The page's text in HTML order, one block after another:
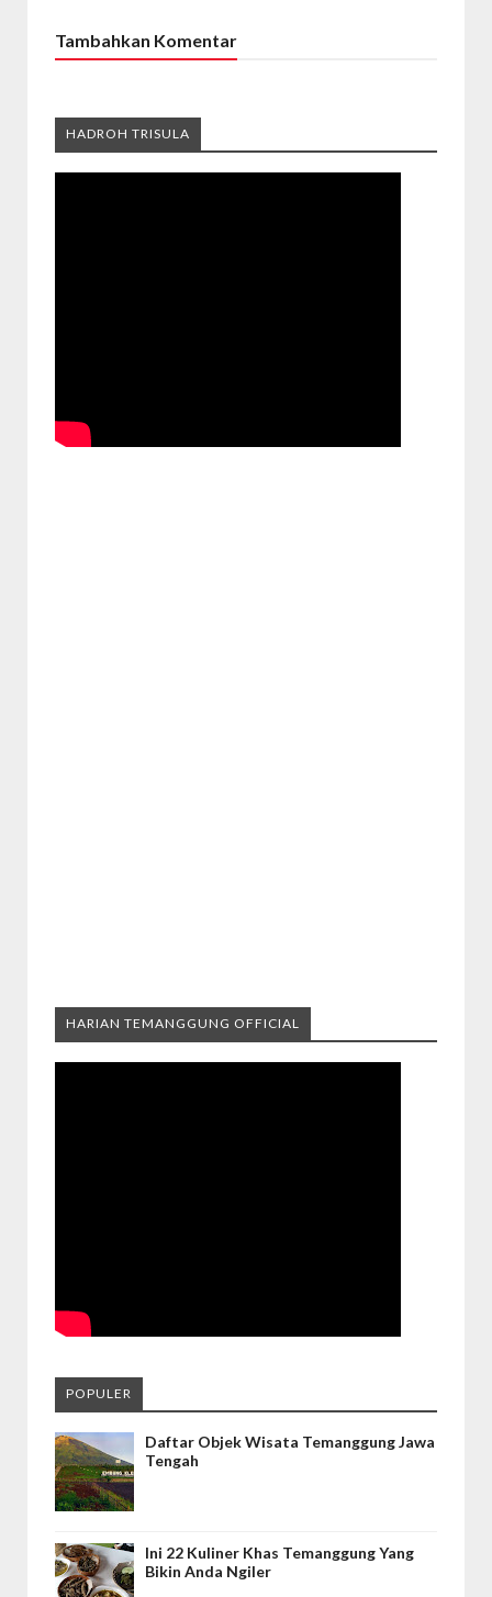
Tambahkan Komentar
HADROH TRISULA
HARIAN TEMANGGUNG OFFICIAL
POPULER
Daftar Objek Wisata Temanggung Jawa
Tengah
Ini 22 Kuliner Khas Temanggung Yang
Bikin Anda Ngiler